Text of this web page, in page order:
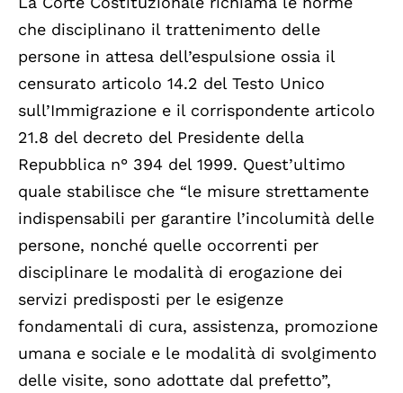
che disciplinano il trattenimento delle
persone in attesa dell’espulsione ossia il
censurato articolo 14.2 del Testo Unico
sull’Immigrazione e il corrispondente articolo
21.8 del decreto del Presidente della
Repubblica n° 394 del 1999. Quest’ultimo
quale stabilisce che “le misure strettamente
indispensabili per garantire l’incolumità delle
persone, nonché quelle occorrenti per
disciplinare le modalità di erogazione dei
servizi predisposti per le esigenze
fondamentali di cura, assistenza, promozione
umana e sociale e le modalità di svolgimento
delle visite, sono adottate dal prefetto”,